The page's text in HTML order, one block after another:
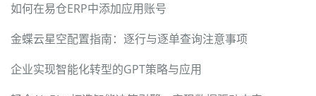
如何在易仓ERP中添加应用账号
金蝶云星空配置指南：逐行与逐单查询注意事项
企业实现智能化转型的GPT策略与应用